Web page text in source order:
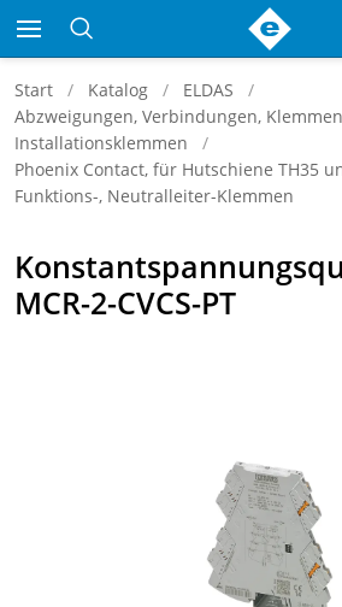
Start Katalog
ELDAS
Abzweigungen, Verbindungen, Klemmen
Installationsklemmen
Phoenix Contact, für Hutschiene TH35
Funktions-, Neutralleiter-Klemmen
MCR-2-CVCS-PT